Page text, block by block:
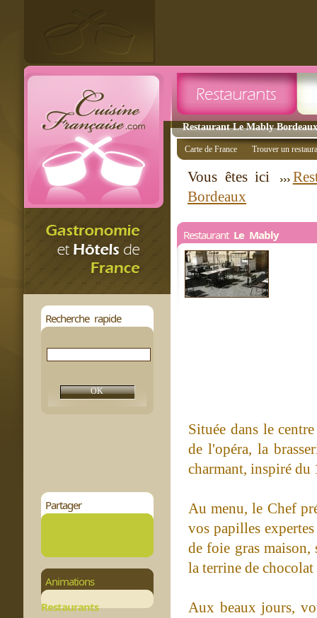
Restaurant Le Mably
Recherche rapide
Partager
Animations
Restaurants
Carte de France Trouver un
Vous êtes ici
Bordeaux
Restaurant Le Mably
Située dans le
de l'opéra, la
charmant, inspiré du
Au menu, le Chef
vos papilles
de foie gras maison,
la terrine de
Aux beaux jours,